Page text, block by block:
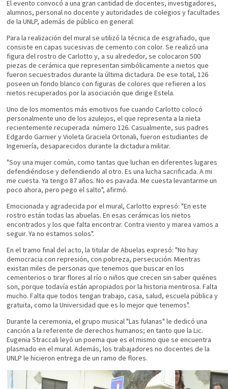
El evento convocó a una gran cantidad de docentes, investigadores,
alumnos, personal no docente y autoridades de colegios y facultades
de la UNLP, además de público en general.
Para la realización del mural se utilizó la técnica de esgrafiado, que
consiste en capas sucesivas de cemento con color. Se realizó una
figura del rostro de Carlotto y, a su alrededor, se colocaron 500
piezas de cerámica que representan simbólicamente a nietos que
fueron secuestrados durante la última dictadura. De ese total, 126
poseen un fondo blanco con figuras de colores que refieren a los
nietos recuperados por la asociación que dirige Estela.
Uno de los momentos más emotivos fue cuando Carlotto colocó
personalmente uno de los azulejos, el que representa a la nieta
recientemente recuperada número 126. Casualmente, sus padres
Edgardo Garnier y Violeta Graciela Ortonali, fueron estudiantes de
Ingeniería, desaparecidos durante la dictadura militar.
"Soy una mujer común, como tantas que luchan en diferentes lugares
defendiéndose y defendiendo al otro. Es una lucha sacrificada. A mi
me cuesta. Ya tengo 87 años. No es pavada. Me cuesta levantarme un
poco ahora, pero pego el salto", afirmó.
Emocionada y agradecida por el mural, Carlotto expresó: "En este
rostro están todas las abuelas. En esas cerámicas los nietos
encontrados y los que falta encontrar. Contra viento y marea vamos a
seguir. Ya no estamos solos".
En el tramo final del acto, la titular de Abuelas expresó: "No hay
democracia con represión, con pobreza, persecución. Mientras
existan miles de personas que tenemos que buscar en los
cementerios o tirar flores al río o niños que crecen sin saber quiénes
son, porque todavía están apropiados por la historia mentirosa. Falta
mucho. Falta que todos tengan trabajo, casa, salud, escuela pública y
gratuita, como la Universidad que es lo mejor que tenemos".
Durante la ceremonia, el grupo musical "Las fulanas" le dedicó una
canción a la referente de derechos humanos; en tanto que la Lic.
Eugenia Straccali leyó un poema que es el mismo que se encuentra
plasmado en el mural. Además, los trabajadores no docentes de la
UNLP le hicieron entrega de un ramo de flores.